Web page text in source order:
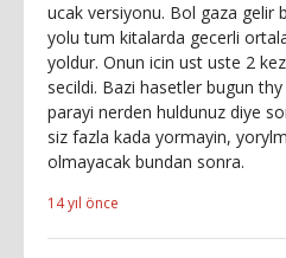
ucak versiyonu. Bol gaza gelir
yolu tum kitalarda gecerli
yoldur. Onun icin ust uste 2
secildi. Bazi hasetler bugun
parayi nerden huldunuz diye
siz fazla kada yormayin,
olmayacak bundan sonra.
14 yıl önce